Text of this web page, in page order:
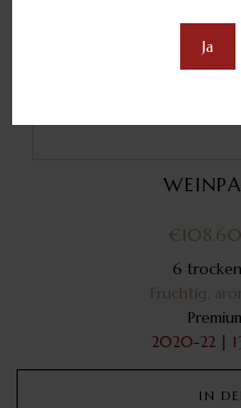
Ja
€ 108.60
6
Fruchtig,
2020-22 |
IN